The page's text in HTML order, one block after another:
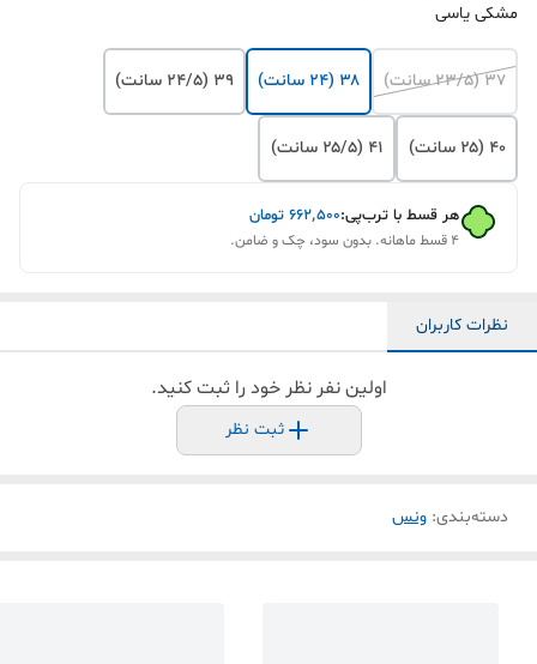
مشکی یاسی
۳۷ (۲۳/۵ سانت) ۳۸ (۲۴ سانت) ۳۹ (۲۴/۵ سانت)
۴۰ (۲۵ سانت) ۴۱ (۲۵/۵ سانت)
هر قسط با ترب‌پی:۶۶۲٬۵۰۰ تومان
۴ قسط ماهانه. بدون سود، چک و ضامن.
نظرات کاربران
اولین نفر نظر خود را ثبت کنید.
ثبت نظر
دسته‌بندی: ونس